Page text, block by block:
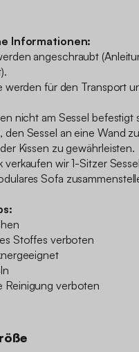
Informationen:
angeschraubt
werden für den Transport
nicht am Sessel befestigt
den Sessel an eine Wand
Kissen zu gewährleisten.
verkaufen wir 1-Sitzer
Sofa
Stoffes verboten
Reinigung verboten